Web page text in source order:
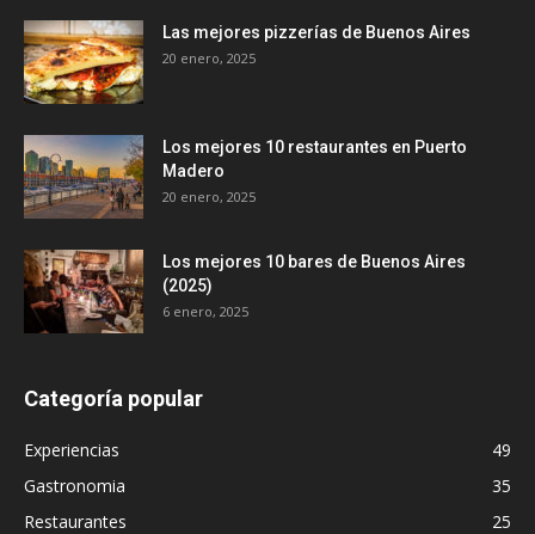
Las mejores pizzerías de Buenos Aires
20 enero, 2025
Los mejores 10 restaurantes en Puerto
Madero
20 enero, 2025
Los mejores 10 bares de Buenos Aires
(2025)
6 enero, 2025
Categoría popular
Experiencias
49
Gastronomia
35
Restaurantes
25